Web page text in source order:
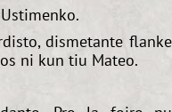
dismetante
ni kun tiu Mateo.